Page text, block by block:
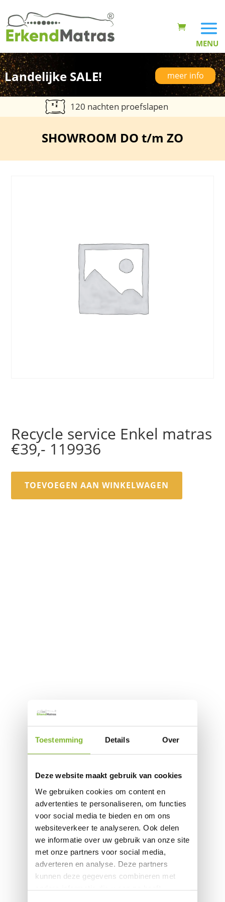
Toestemming Details Over
Deze website maakt gebruik van cookies
We gebruiken cookies om content en
advertenties te personaliseren, om functies
voor social media te bieden en om ons
websiteverkeer te analyseren. Ook delen
we informatie over uw gebruik van onze site
met onze partners voor social media,
adverteren en analyse. Deze partners
kunnen deze gegevens combineren met
Landelijke SALE! meer info
120 nachten proefslapen
SHOWROOM DO t/m ZO
Recycle service Enkel matras
€39,- 119936
TOEVOEGEN AAN WINKELWAGEN